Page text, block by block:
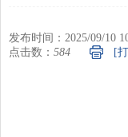
发布时间：2025/09/10
点击数： 584 [